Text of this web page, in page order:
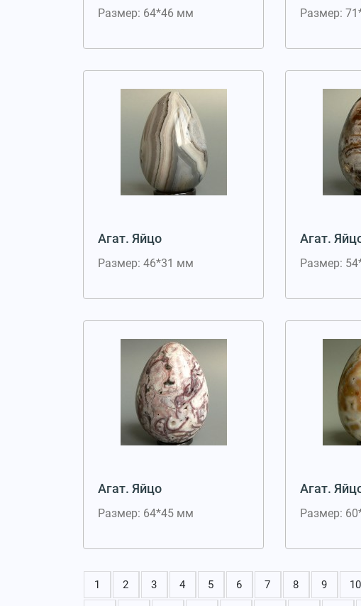
Размер: 64*46 мм Размер:
Агат. Яйцо
Размер: 46*31 мм
Агат.
Размер:
Агат. Яйцо
Размер: 64*45 мм
Агат.
Размер:
1 2 3 4 5 6 7 8 9 10